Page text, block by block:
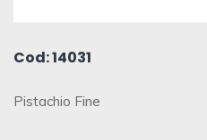
Cod: 14031
Pistachio Fine